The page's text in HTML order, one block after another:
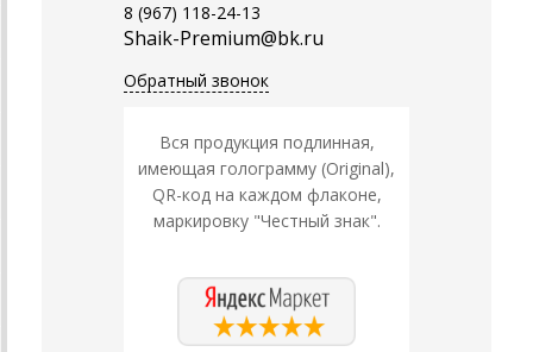
8 (967) 118-24-13
Shaik-Premium@bk.ru
Обратный звонок
Вся продукция подлинная,
имеющая голограмму (Original),
QR-код на каждом флаконе,
маркировку "Честный знак".